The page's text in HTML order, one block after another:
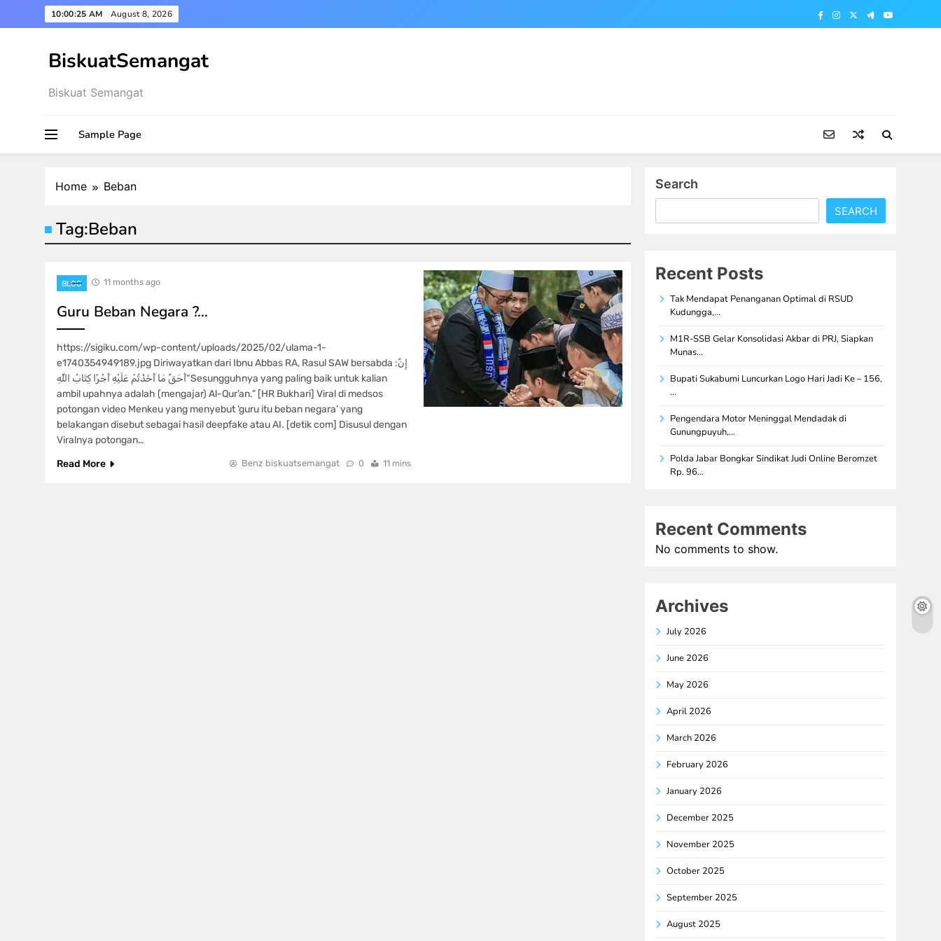
to
10:00:26 AM August 8, 2026
BiskuatSemangat
Biskuat Semangat
Sample Page
Home Beban
Tag:Beban
BLOG 11 months ago
Guru Beban Negara ?…
https://sigiku.com/wp-content/uploads/2025/02/ulama-1-
e1740354949189.jpg Diriwayatkan dari Ibnu Abbas RA, Rasul SAW bersabda :إِنَّ
أَحَقَّ مَا أَخَذْتُمْ عَلَيْهِ أَجْرًا كِتَابُ اللَّهِ“Sesungguhnya yang paling baik untuk kalian
ambil upahnya adalah (mengajar) Al-Qur’an.” [HR Bukhari] Viral di medsos
potongan video Menkeu yang menyebut ‘guru itu beban negara’ yang
belakangan disebut sebagai hasil deepfake atau AI. [detik com] Disusul dengan
Viralnya potongan…
Read More
Benz biskuatsemangat 0 11 mins
Search
SEARCH
Recent Posts
Tak Mendapat Penanganan Optimal di RSUD
Kudungga,…
M1R-SSB Gelar Konsolidasi Akbar di PRJ, Siapkan
Munas…
Bupati Sukabumi Luncurkan Logo Hari Jadi Ke – 156,
…
Pengendara Motor Meninggal Mendadak di
Gunungpuyuh,…
Polda Jabar Bongkar Sindikat Judi Online Beromzet
Rp. 96…
Recent Comments
No comments to show.
Archives
July 2026
June 2026
May 2026
April 2026
March 2026
February 2026
January 2026
December 2025
November 2025
October 2025
September 2025
August 2025